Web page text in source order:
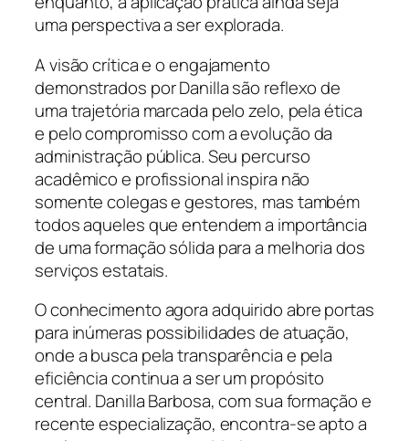
uma perspectiva a ser explorada.
A visão crítica e o engajamento
demonstrados por Danilla são reflexo de
uma trajetória marcada pelo zelo, pela ética
e pelo compromisso com a evolução da
administração pública. Seu percurso
acadêmico e profissional inspira não
somente colegas e gestores, mas também
todos aqueles que entendem a importância
de uma formação sólida para a melhoria dos
serviços estatais.
O conhecimento agora adquirido abre portas
para inúmeras possibilidades de atuação,
onde a busca pela transparência e pela
eficiência continua a ser um propósito
central. Danilla Barbosa, com sua formação e
recente especialização, encontra-se apto a